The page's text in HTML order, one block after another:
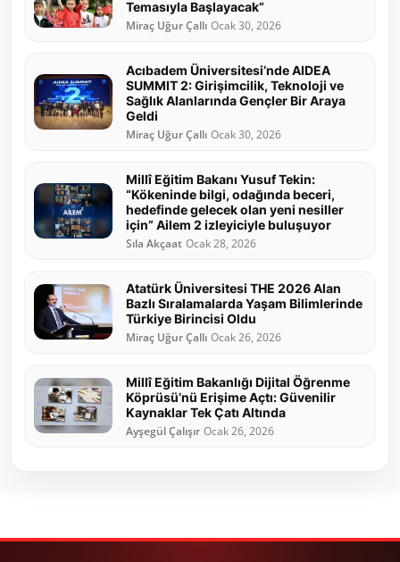
Temasıyla Başlayacak”
Miraç Uğur Çallı Ocak 30, 2026
Acıbadem Üniversitesi’nde AIDEA
SUMMIT 2: Girişimcilik, Teknoloji ve
Sağlık Alanlarında Gençler Bir Araya
Geldi
Miraç Uğur Çallı Ocak 30, 2026
Millî Eğitim Bakanı Yusuf Tekin:
“Kökeninde bilgi, odağında beceri,
hedefinde gelecek olan yeni nesiller
için” Ailem 2 izleyiciyle buluşuyor
Sıla Akçaat Ocak 28, 2026
Atatürk Üniversitesi THE 2026 Alan
Bazlı Sıralamalarda Yaşam Bilimlerinde
Türkiye Birincisi Oldu
Miraç Uğur Çallı Ocak 26, 2026
Millî Eğitim Bakanlığı Dijital Öğrenme
Köprüsü’nü Erişime Açtı: Güvenilir
Kaynaklar Tek Çatı Altında
Ayşegül Çalışır Ocak 26, 2026